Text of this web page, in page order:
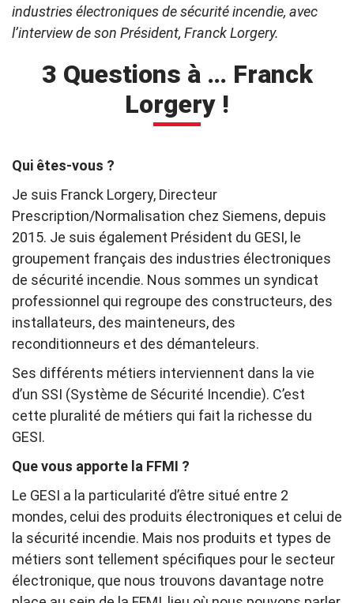
industries électroniques de sécurité incendie, avec
l’interview de son Président, Franck Lorgery.
3 Questions à … Franck
Lorgery !
Qui êtes-vous ?
Je suis Franck Lorgery, Directeur
Prescription/Normalisation chez Siemens, depuis
2015. Je suis également Président du GESI, le
groupement français des industries électroniques
de sécurité incendie. Nous sommes un syndicat
professionnel qui regroupe des constructeurs, des
installateurs, des mainteneurs, des
reconditionneurs et des démanteleurs.
Ses différents métiers interviennent dans la vie
d’un SSI (Système de Sécurité Incendie). C’est
cette pluralité de métiers qui fait la richesse du
GESI.
Que vous apporte la FFMI ?
Le GESI a la particularité d’être situé entre 2
mondes, celui des produits électroniques et celui de
la sécurité incendie. Mais nos produits et types de
métiers sont tellement spécifiques pour le secteur
électronique, que nous trouvons davantage notre